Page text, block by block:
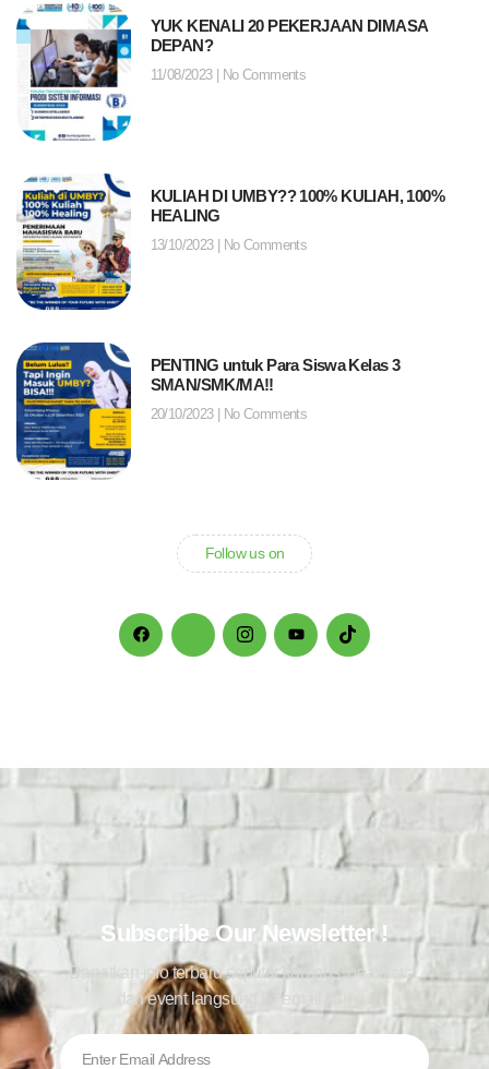
YUK KENALI 20 PEKERJAAN DIMASA
DEPAN?
11/08/2023 No Comments
KULIAH DI UMBY?? 100% KULIAH, 100%
HEALING
13/10/2023 No Comments
PENTING untuk Para Siswa Kelas 3
SMAN/SMK/MA!!
20/10/2023 No Comments
Follow us on
Subscribe Our Newsletter !
Dapatkan info terbaru seputar kampus, beasiswa,
dan event langsung ke email kamu !